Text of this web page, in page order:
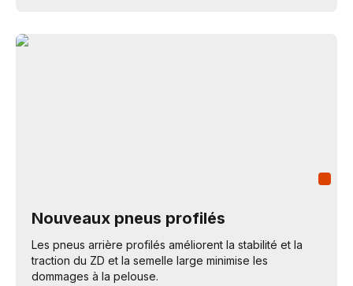
Nouveaux pneus profilés
Les pneus arrière profilés améliorent la stabilité et la
traction du ZD et la semelle large minimise les
dommages à la pelouse.